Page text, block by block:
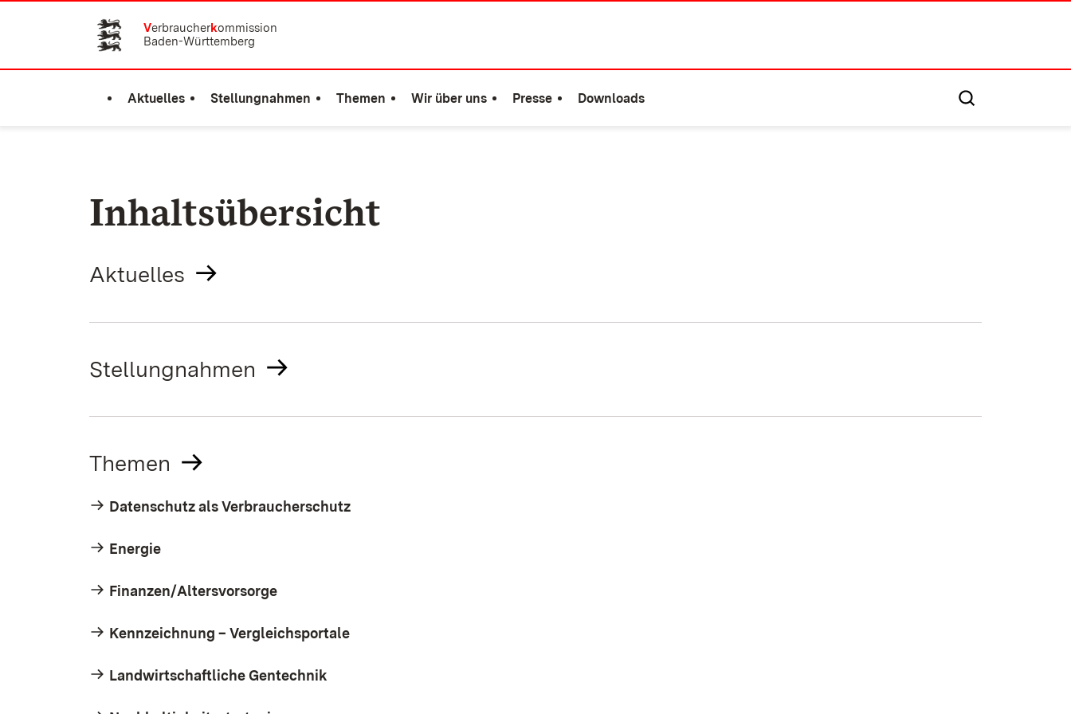
Zum Inhalt springen
Verbraucherkommission
Baden-Württemberg
Aktuelles Stellungnahmen Themen Wir über uns Presse Downloads
Inhaltsübersicht
Aktuelles
Stellungnahmen
Themen
Datenschutz als Verbraucherschutz
Energie
Finanzen/Altersvorsorge
Kennzeichnung – Vergleichsportale
Landwirtschaftliche Gentechnik